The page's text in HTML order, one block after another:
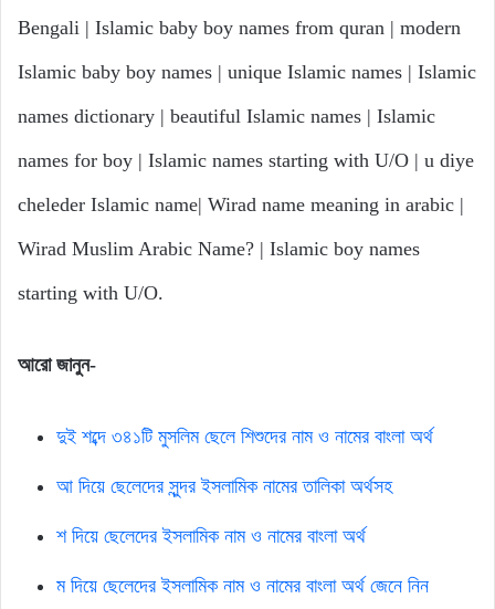
Bengali | Islamic baby boy names from quran | modern
Islamic baby boy names | unique Islamic names | Islamic
names dictionary | beautiful Islamic names | Islamic
names for boy | Islamic names starting with U/O | u diye
cheleder Islamic name| Wirad name meaning in arabic |
Wirad Muslim Arabic Name? | Islamic boy names
starting with U/O.
আরো জানুন-
দুই শব্দে ৩৪১টি মুসলিম ছেলে শিশুদের নাম ও নামের বাংলা অর্থ
আ দিয়ে ছেলেদের সুন্দর ইসলামিক নামের তালিকা অর্থসহ
শ দিয়ে ছেলেদের ইসলামিক নাম ও নামের বাংলা অর্থ
ম দিয়ে ছেলেদের ইসলামিক নাম ও নামের বাংলা অর্থ জেনে নিন